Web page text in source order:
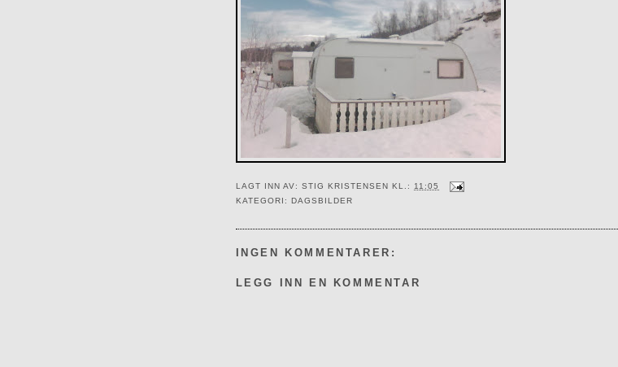
LAGT INN AV: STIG KRISTENSEN KL.: 11:05
KATEGORI:
DAGSBILDER
INGEN KOMMENTARER:
LEGG INN EN KOMMENTAR